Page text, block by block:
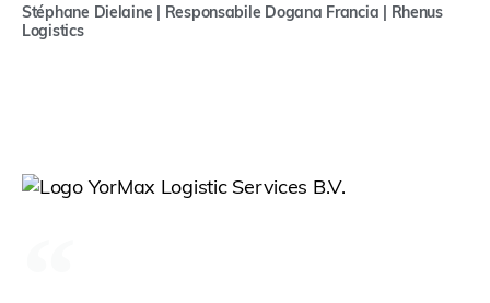
Stéphane Dielaine | Responsabile Dogana Francia | Rhenus
Logistics